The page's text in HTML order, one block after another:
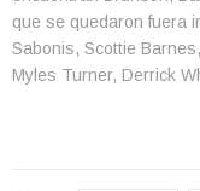
que se quedaron fuera
Sabonis, Scottie
Myles Turner, Derrick